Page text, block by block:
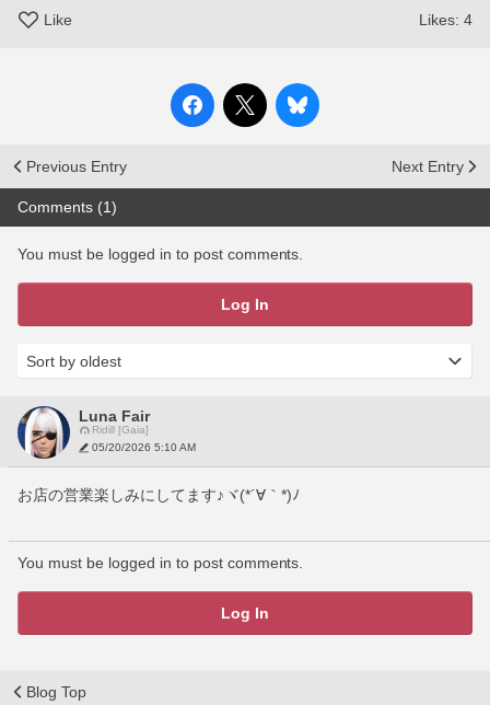
Like Likes: 4
Previous Entry Next Entry
Comments (1)
You must be logged in to post comments.
Log In
Luna Fair
Ridill [Gaia]
05/20/2026 5:10 AM
お店の営業楽しみにしてます♪ヾ(*´∀｀*)ﾉ
You must be logged in to post comments.
Log In
Blog Top